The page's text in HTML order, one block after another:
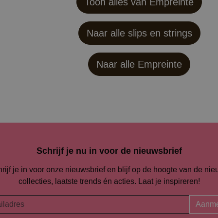
Naar alle slips en strings
Naar alle Empreinte
Schrijf je nu in voor de nieuwsbrief
je in voor onze nieuwsbrief en blijf op de hoogte van de
collecties, laatste trends én acties. Laat je inspireren!